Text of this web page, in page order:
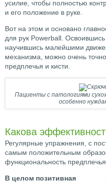
усилие, чтобы полностью
и его положение в руке.
Вот на этом и основано
для рук Рowerball.
научившись малейшими
механизма, можно очень
предплечья и кисти.
Пациенты с патологиями
особенно
Какова
Регулярные упражнения, с
самым положительным
функциональность
В целом позитивная